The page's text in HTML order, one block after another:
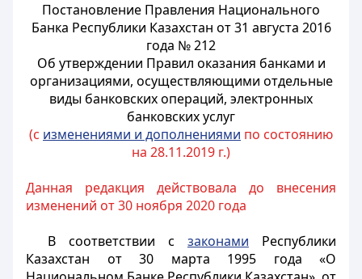
Постановление Правления Национального
Банка Республики Казахстан от 31 августа 2016
года № 212
Об утверждении Правил оказания банками и
организациями, осуществляющими отдельные
виды банковских операций, электронных
банковских услуг
(с изменениями и дополнениями по состоянию
на 28.11.2019 г.)
Данная редакция действовала до внесения
изменений от 30 ноября 2020 года
В соответствии с законами Республики
Казахстан от 30 марта 1995 года «О